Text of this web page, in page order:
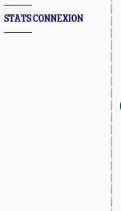
STATS CONNEXION